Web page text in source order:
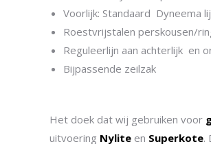
Voorlijk: Standaard Dyneema
Roestvrijstalen perskousen/
Reguleerlijn aan achterlijk en
Bijpassende zeilzak
Het doek dat wij gebruiken voor
uitvoering Nylite en Superkote.